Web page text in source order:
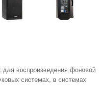
для воспроизведения фоновой
системах, в системах